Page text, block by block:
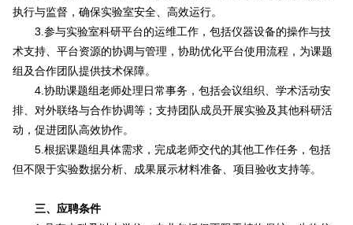
执行与监督，确保实验室安全、高效运行。
3.参与实验室科研平台的运维工作，包括仪器设备的操作与技
术支持、平台资源的协调与管理，协助优化平台使用流程，为课题
组及合作团队提供技术保障。
4.协助课题组老师处理日常事务，包括会议组织、学术活动安
排、对外联络与合作协调等；支持团队成员开展实验及其他科研活
动，促进团队高效协作。
5.根据课题组具体需求，完成老师交代的其他工作任务，包括
但不限于实验数据分析、成果展示材料准备、项目验收支持等。
三、应聘条件